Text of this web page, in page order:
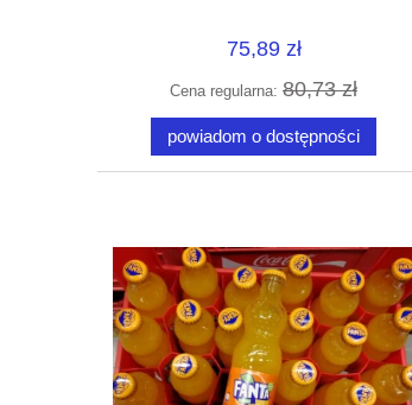
75,89 zł
Cena regularna: 80,73 zł
powiadom o dostępności